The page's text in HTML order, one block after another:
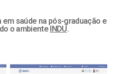
saúde na pós-graduação e
o ambiente INDU.